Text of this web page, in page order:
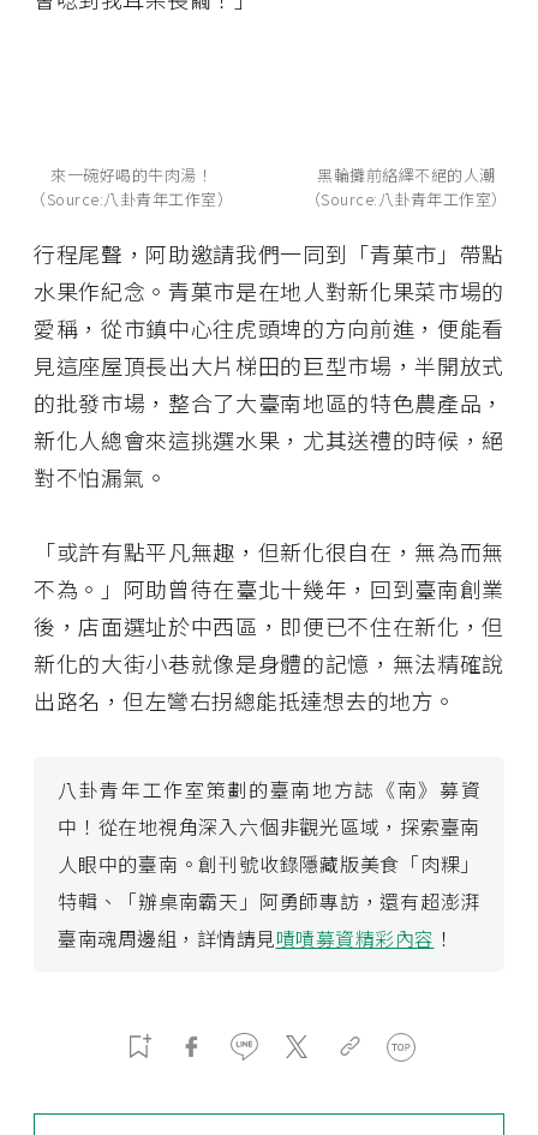
來一碗好喝的牛肉湯！
（Source:八卦青年工作室）
黑輪攤前絡繹不絕的人潮
（Source:八卦青年工作室）
行程尾聲，阿助邀請我們一同到「青菓市」帶點
水果作紀念。青菓市是在地人對新化果菜市場的
愛稱，從市鎮中心往虎頭埤的方向前進，便能看
見這座屋頂長出大片梯田的巨型市場，半開放式
的批發市場，整合了大臺南地區的特色農產品，
新化人總會來這挑選水果，尤其送禮的時候，絕
對不怕漏氣。
「或許有點平凡無趣，但新化很自在，無為而無
不為。」阿助曾待在臺北十幾年，回到臺南創業
後，店面選址於中西區，即便已不住在新化，但
新化的大街小巷就像是身體的記憶，無法精確說
出路名，但左彎右拐總能抵達想去的地方。
八卦青年工作室策劃的臺南地方誌《南》募資
中！從在地視角深入六個非觀光區域，探索臺南
人眼中的臺南。創刊號收錄隱藏版美食「肉粿」
特輯、「辦桌南霸天」阿勇師專訪，還有超澎湃
臺南魂周邊組，詳情請見嘖嘖募資精彩內容 ！